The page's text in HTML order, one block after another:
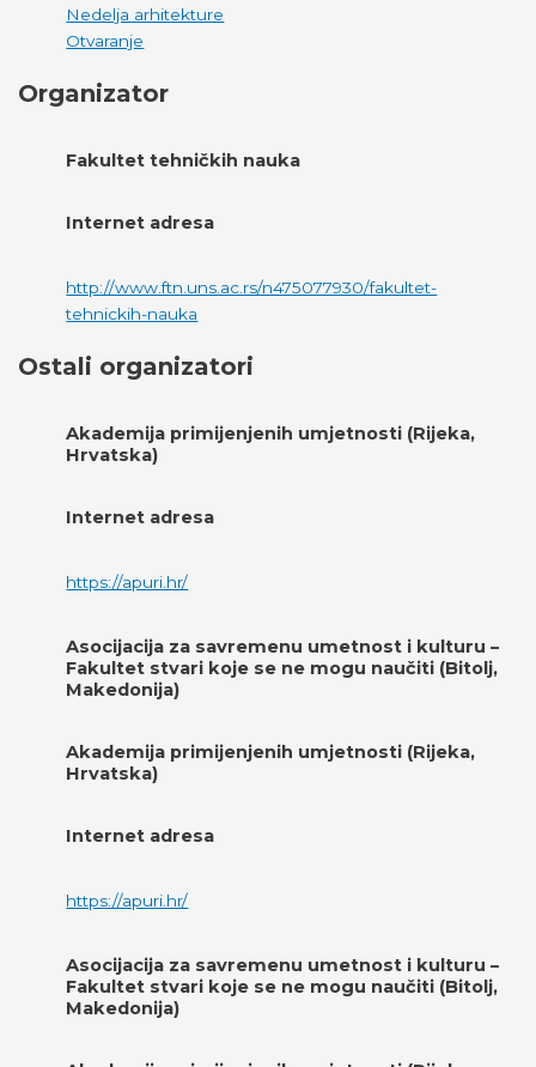
Nedelja arhitekture
Otvaranje
Organizator
Fakultet tehničkih nauka
Internet adresa
http://www.ftn.uns.ac.rs/n475077930/fakultet-
tehnickih-nauka
Ostali organizatori
Akademija primijenjenih umjetnosti (Rijeka,
Hrvatska)
Internet adresa
https://apuri.hr/
Asocijacija za savremenu umetnost i kulturu –
Fakultet stvari koje se ne mogu naučiti (Bitolj,
Makedonija)
Akademija primijenjenih umjetnosti (Rijeka,
Hrvatska)
Internet adresa
https://apuri.hr/
Asocijacija za savremenu umetnost i kulturu –
Fakultet stvari koje se ne mogu naučiti (Bitolj,
Makedonija)